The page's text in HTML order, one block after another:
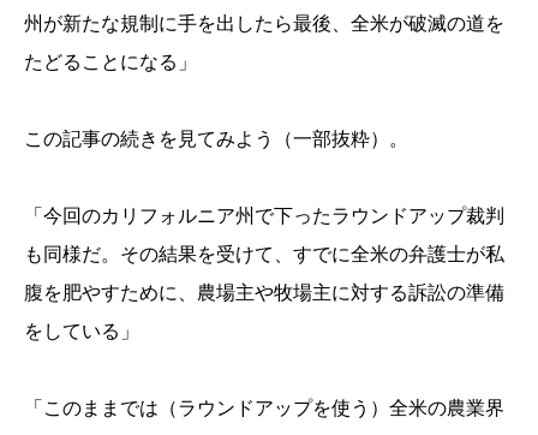
州が新たな規制に手を出したら最後、全米が破滅の道を
たどることになる」
この記事の続きを見てみよう（一部抜粋）。
「今回のカリフォルニア州で下ったラウンドアップ裁判
も同様だ。その結果を受けて、すでに全米の弁護士が私
腹を肥やすために、農場主や牧場主に対する訴訟の準備
をしている」
「このままでは（ラウンドアップを使う）全米の農業界